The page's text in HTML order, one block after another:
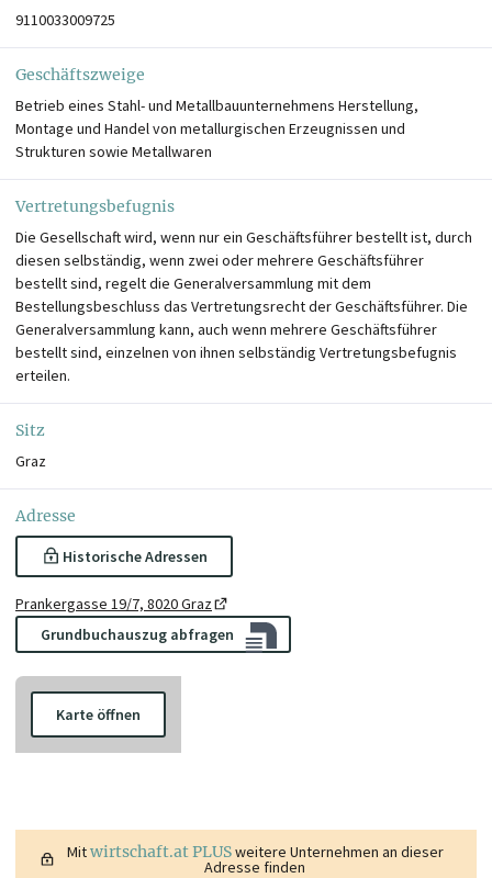
9110033009725
Geschäftszweige
Betrieb eines Stahl- und Metallbauunternehmens Herstellung,
Montage und Handel von metallurgischen Erzeugnissen und
Strukturen sowie Metallwaren
Vertretungsbefugnis
Die Gesellschaft wird, wenn nur ein Geschäftsführer bestellt ist, durch
diesen selbständig, wenn zwei oder mehrere Geschäftsführer
bestellt sind, regelt die Generalversammlung mit dem
Bestellungsbeschluss das Vertretungsrecht der Geschäftsführer. Die
Generalversammlung kann, auch wenn mehrere Geschäftsführer
bestellt sind, einzelnen von ihnen selbständig Vertretungsbefugnis
erteilen.
Sitz
Graz
Adresse
Historische Adressen
Prankergasse 19/7, 8020 Graz
Grundbuchauszug abfragen
Karte öffnen
Mitwirtschaft.at PLUSweitere Unternehmen an dieser
Adresse finden